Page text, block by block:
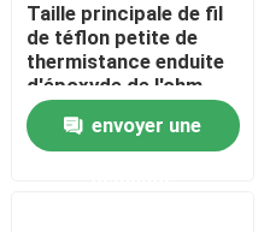
Taille principale de fil
de téflon petite de
thermistance enduite
d'époxyde de l'ohm
NTC de la série 10K
des thermistances
MF5A-5
envoyer une